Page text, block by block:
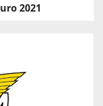
2021